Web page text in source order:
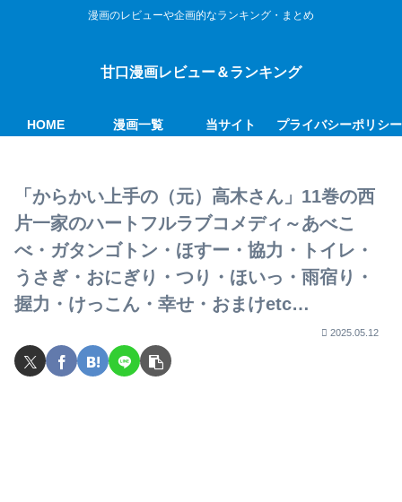
漫画のレビューや企画的なランキング・まとめ
甘口漫画レビュー＆ランキング
HOME 漫画一覧 当サイト プライバシーポリシー
「からかい上手の（元）高木さん」11巻の西
片一家のハートフルラブコメディ～あべこ
べ・ガタンゴトン・ほすー・協力・トイレ・
うさぎ・おにぎり・つり・ほいっ・雨宿り・
握力・けっこん・幸せ・おまけetc…
2025.05.12